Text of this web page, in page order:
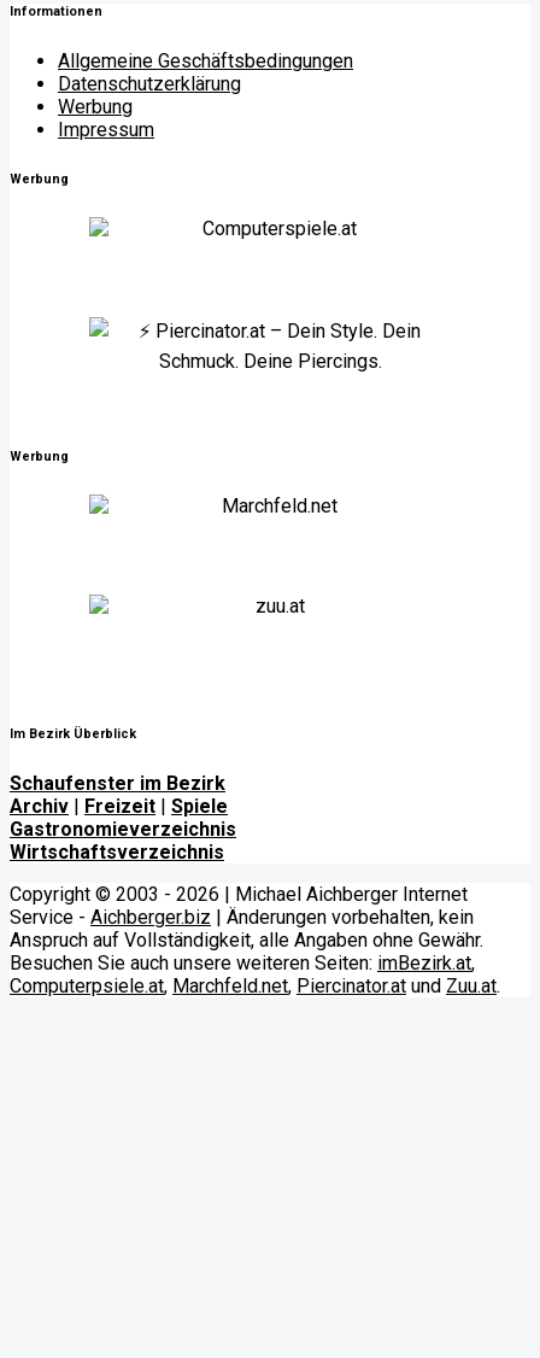
Informationen
Allgemeine Geschäftsbedingungen
Datenschutzerklärung
Werbung
Impressum
Werbung
Werbung
Im Bezirk Überblick
Schaufenster im Bezirk
Archiv | Freizeit | Spiele
Gastronomieverzeichnis
Wirtschaftsverzeichnis
Copyright © 2003 - 2026 | Michael Aichberger Internet
Service - Aichberger.biz | Änderungen vorbehalten, kein
Anspruch auf Vollständigkeit, alle Angaben ohne Gewähr.
Besuchen Sie auch unsere weiteren Seiten: imBezirk.at,
Computerpsiele.at, Marchfeld.net, Piercinator.at und Zuu.at.